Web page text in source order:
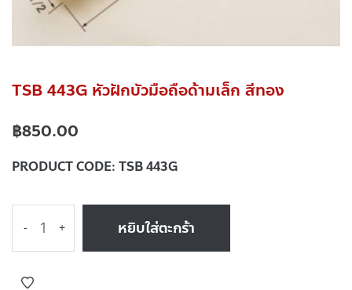
TSB 443G หัวฝักบัวมือถือด้ามเล็ก สีทอง
฿850.00
PRODUCT CODE: TSB 443G
- + หยิบใส่ตะกร้า